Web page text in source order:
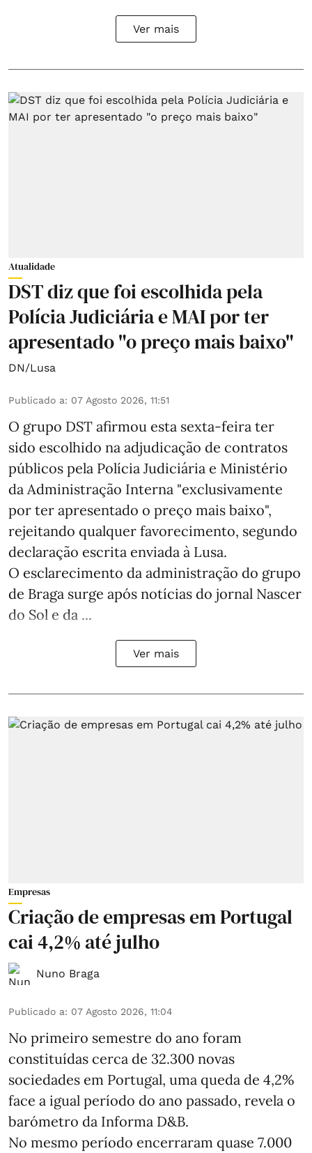
Ver mais
Atualidade
DST diz que foi escolhida pela
Polícia Judiciária e MAI por ter
apresentado "o preço mais baixo"
DN/Lusa
Publicado a: 07 Agosto 2026, 11:51
O grupo DST afirmou esta sexta-feira ter
sido escolhido na adjudicação de contratos
públicos pela Polícia Judiciária e Ministério
da Administração Interna "exclusivamente
por ter apresentado o preço mais baixo",
rejeitando qualquer favorecimento, segundo
declaração escrita enviada à Lusa.
O esclarecimento da administração do grupo
de Braga surge após notícias do jornal Nascer
do Sol e da ...
Ver mais
Empresas
Criação de empresas em Portugal
cai 4,2% até julho
Nuno Braga
Publicado a: 07 Agosto 2026, 11:04
No primeiro semestre do ano foram
constituídas cerca de 32.300 novas
sociedades em Portugal, uma queda de 4,2%
face a igual período do ano passado, revela o
barómetro da Informa D&B.
No mesmo período encerraram quase 7.000